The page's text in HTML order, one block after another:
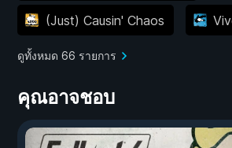
(Just) Causin' Chaos
ดูทั้งหมด 66 รายการ
คุณอาจชอบ